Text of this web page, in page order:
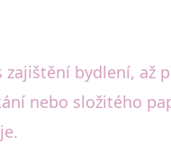
bydlení, až
nebo složitého